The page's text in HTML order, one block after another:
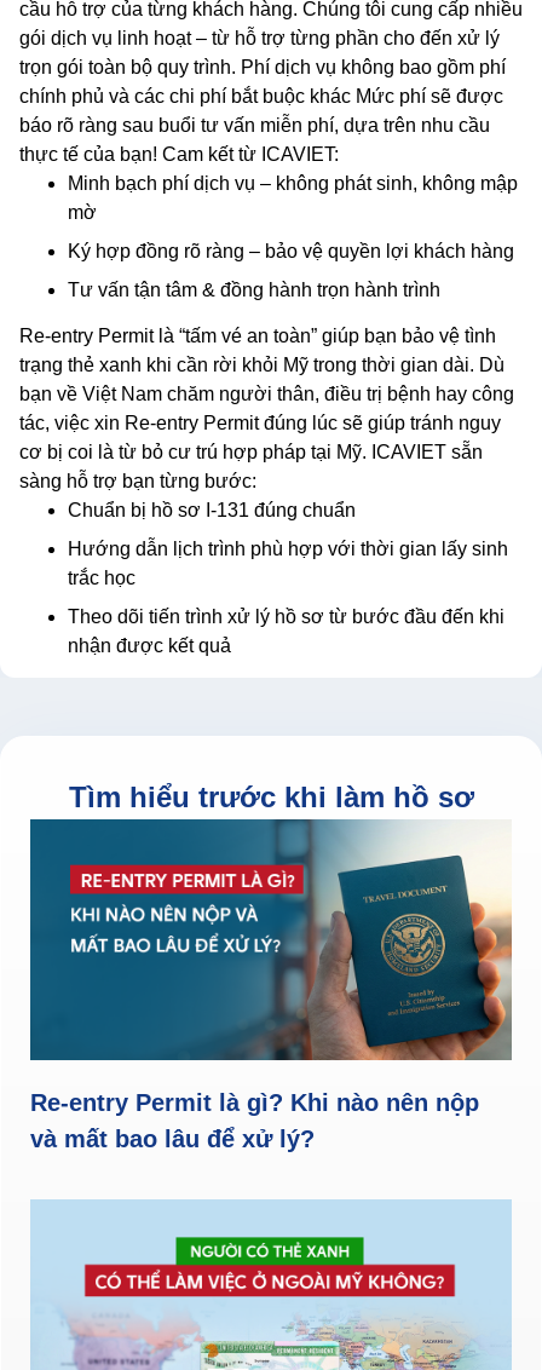
cầu hỗ trợ của từng khách hàng. Chúng tôi cung cấp nhiều
gói dịch vụ linh hoạt – từ hỗ trợ từng phần cho đến xử lý
trọn gói toàn bộ quy trình. Phí dịch vụ không bao gồm phí
chính phủ và các chi phí bắt buộc khác Mức phí sẽ được
báo rõ ràng sau buổi tư vấn miễn phí, dựa trên nhu cầu
thực tế của bạn! Cam kết từ ICAVIET:
Minh bạch phí dịch vụ – không phát sinh, không mập
mờ
Ký hợp đồng rõ ràng – bảo vệ quyền lợi khách hàng
Tư vấn tận tâm & đồng hành trọn hành trình
Re-entry Permit là “tấm vé an toàn” giúp bạn bảo vệ tình
trạng thẻ xanh khi cần rời khỏi Mỹ trong thời gian dài. Dù
bạn về Việt Nam chăm người thân, điều trị bệnh hay công
tác, việc xin Re-entry Permit đúng lúc sẽ giúp tránh nguy
cơ bị coi là từ bỏ cư trú hợp pháp tại Mỹ. ICAVIET sẵn
sàng hỗ trợ bạn từng bước:
Chuẩn bị hồ sơ I-131 đúng chuẩn
Hướng dẫn lịch trình phù hợp với thời gian lấy sinh
trắc học
Theo dõi tiến trình xử lý hồ sơ từ bước đầu đến khi
nhận được kết quả
Tìm hiểu trước khi làm hồ sơ
Re-entry Permit là gì? Khi nào nên nộp
và mất bao lâu để xử lý?